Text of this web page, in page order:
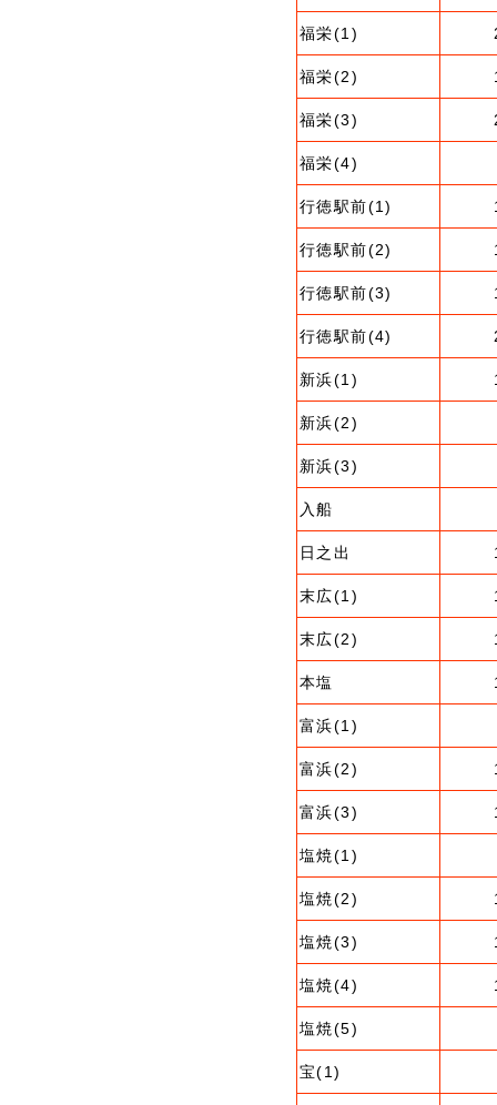
福栄(1)
福栄(2)
福栄(3)
福栄(4)
行徳駅前(1)
行徳駅前(2)
行徳駅前(3)
行徳駅前(4)
新浜(1)
新浜(2)
新浜(3)
入船
日之出
末広(1)
末広(2)
本塩
富浜(1)
富浜(2)
富浜(3)
塩焼(1)
塩焼(2)
塩焼(3)
塩焼(4)
塩焼(5)
宝(1)